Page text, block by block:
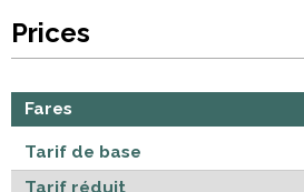
Prices
Fares
Tarif de base
Tarif réduit